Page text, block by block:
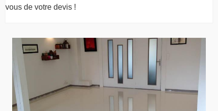
vous de votre devis !